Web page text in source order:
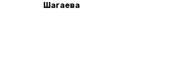
Шагаева